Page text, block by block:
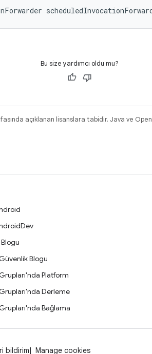
Bu size yardımcı oldu mu?
açıklanan lisanslara tabidir. Java ve
Blogu
Platform
Derleme
Bağlama
bildirim Manage cookies